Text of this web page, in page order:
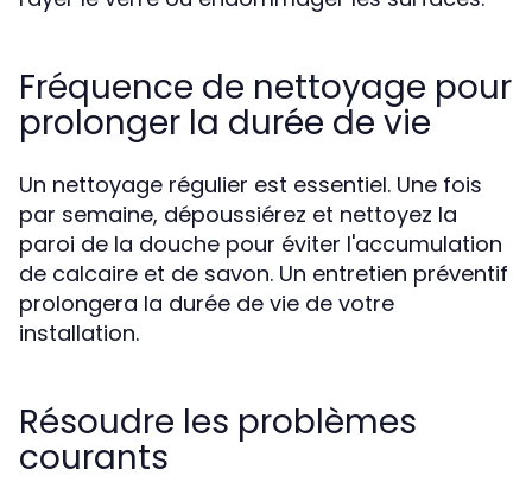
Fréquence de nettoyage pour
prolonger la durée de vie
Un nettoyage régulier est essentiel. Une fois
par semaine, dépoussiérez et nettoyez la
paroi de la douche pour éviter l'accumulation
de calcaire et de savon. Un entretien préventif
prolongera la durée de vie de votre
installation.
Résoudre les problèmes
courants